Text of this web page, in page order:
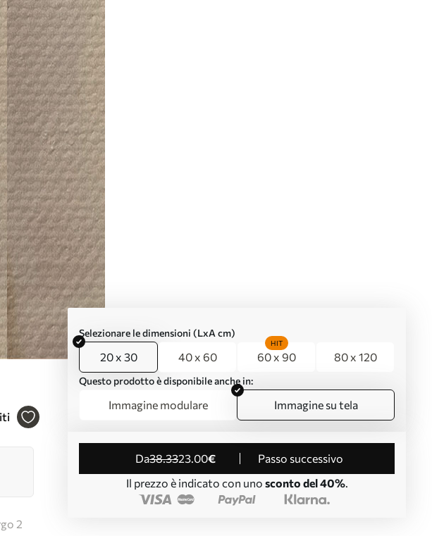
Selezionare le dimensioni (LxA cm)
20 x 30 40 x 60 60 x 90
HIT
80 x 120
Questo prodotto è disponibile anche in:
Immagine modulare Immagine su tela
da38.3323.00€
Passo successivo
Il prezzo è indicato con uno sconto del 40%.
2